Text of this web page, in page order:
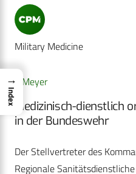
Military Medicine
J. Meyer
Medizinisch-dienstlich
in der ­Bundeswehr
Der Stellvertreter des
Regionale
→
Index